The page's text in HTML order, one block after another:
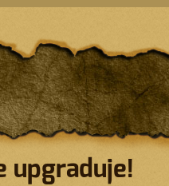
upgraduje!